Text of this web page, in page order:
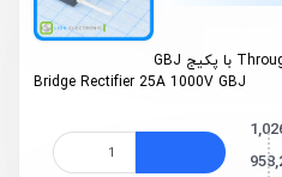
Bridge Rectifier 25A 1000V GBJ